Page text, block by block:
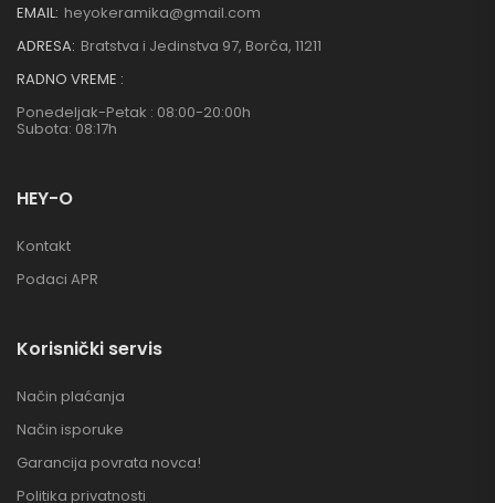
EMAIL: heyokeramika@gmail.com
ADRESA: Bratstva i Jedinstva 97, Borča, 11211
RADNO VREME :
Ponedeljak-Petak : 08:00-20:00h
Subota: 08:17h
HEY-O
Kontakt
Podaci APR
Korisnički servis
Način plaćanja
Način isporuke
Garancija povrata novca!
Politika privatnosti